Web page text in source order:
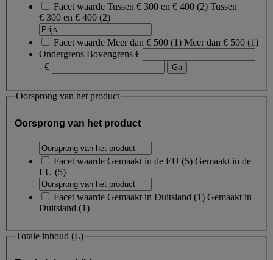
Facet waarde Tussen € 300 en € 400 (2) Tussen
€ 300 en € 400 (2)
Facet waarde Meer dan € 500 (1) Meer dan € 500 (1)
Ondergrens Bovengrens €
- €
Oorsprong van het product
Oorsprong van het product
Facet waarde Gemaakt in de EU (5) Gemaakt in de
EU (5)
Facet waarde Gemaakt in Duitsland (1) Gemaakt in
Duitsland (1)
Totale inhoud (L)